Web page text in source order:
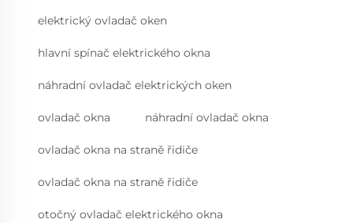
elektrický ovladač oken
hlavní spínač elektrického okna
náhradní ovladač elektrických oken
ovladač okna náhradní ovladač okna
ovladač okna na straně řidiče
ovladač okna na straně řidiče
otočný ovladač elektrického okna